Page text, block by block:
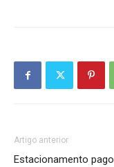
Artigo anterior
Estacionamento pago